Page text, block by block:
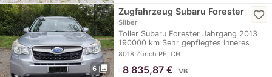
6 photo_library
Zugfahrzeug Subaru Forester
Silber
Toller Subaru Forester Jahrgang 2013
190000 km Sehr gepflegtes Inneres
Sitze…
8018 Zürich PF, CH
favorite_border
8 835,87 € VB